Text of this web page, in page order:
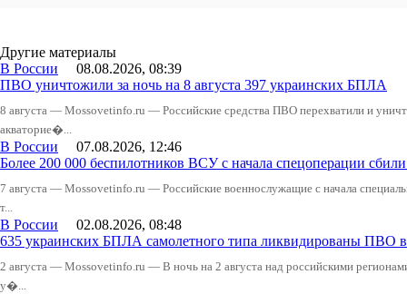
Другие материалы
В России 08.08.2026, 08:39
ПВО уничтожили за ночь на 8 августа 397 украинских БПЛА
8 августа — Mossovetinfo.ru — Российские средства ПВО перехватили и
акваторие�...
В России 07.08.2026, 12:46
Более 200 000 беспилотников ВСУ с начала спецоперации
7 августа — Mossovetinfo.ru — Российские военнослужащие с начала
т...
В России 02.08.2026, 08:48
635 украинских БПЛА самолетного типа ликвидированы ПВО
2 августа — Mossovetinfo.ru — В ночь на 2 августа над российскими
у�...